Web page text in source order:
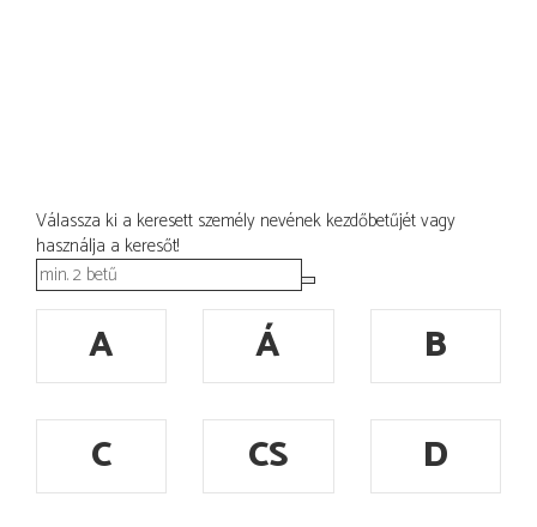
Válassza ki a keresett személy nevének kezdőbetűjét vagy
használja a keresőt!
A Á
B
C
CS D